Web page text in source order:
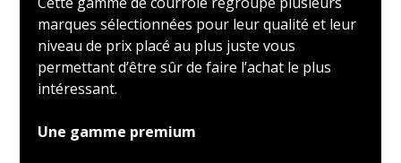
marques sélectionnées pour leur qualité et leur
niveau de prix placé au plus juste vous
permettant d’être sûr de faire l’achat le plus
intéressant.
Une gamme premium